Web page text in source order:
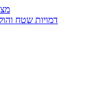
דמויות שטח